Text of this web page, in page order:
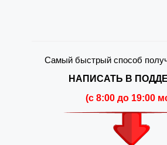
Самый быстрый способ
НАПИСАТЬ В
(c 8:00 до 19:00